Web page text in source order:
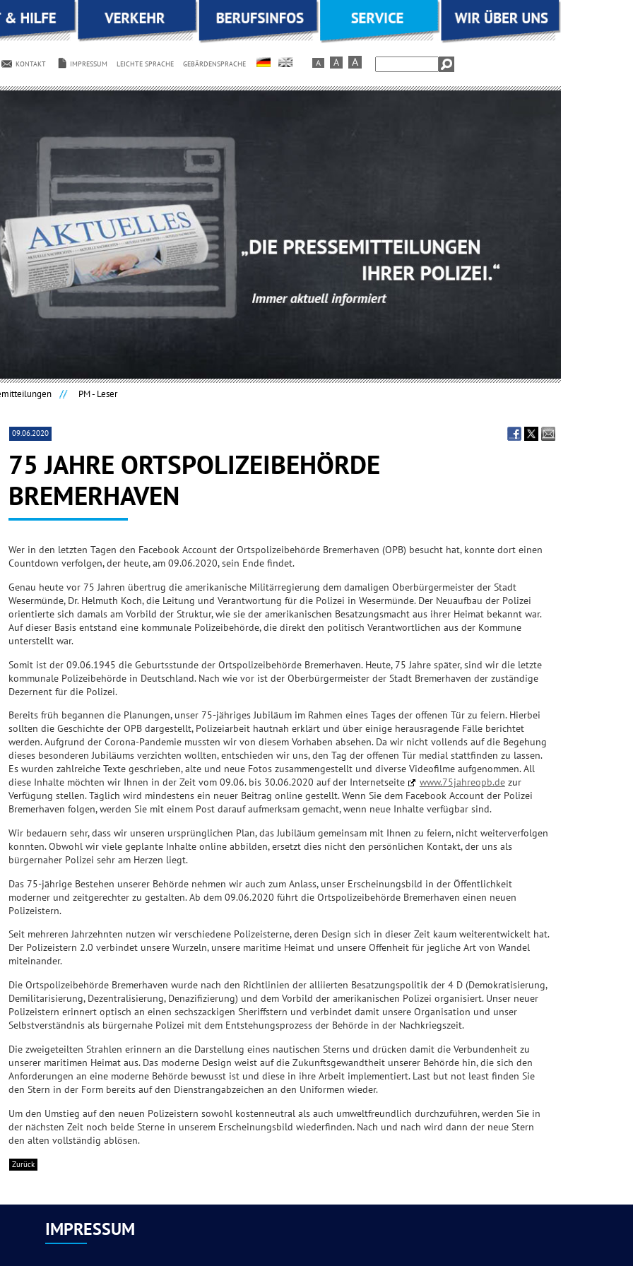
KONTAKT IMPRESSUM LEICHTE SPRACHE GEBÄRDENSPRACHE A A A Suchbegriffe
PM - Leser
09.06.2020
75 JAHRE ORTSPOLIZEIBEHÖRDE
BREMERHAVEN
Wer in den letzten Tagen den Facebook Account der Ortspolizeibehörde Bremerhaven (OPB) besucht hat, konnte dort einen
Countdown verfolgen, der heute, am 09.06.2020, sein Ende findet.
Genau heute vor 75 Jahren übertrug die amerikanische Militärregierung dem damaligen Oberbürgermeister der Stadt
Wesermünde, Dr. Helmuth Koch, die Leitung und Verantwortung für die Polizei in Wesermünde. Der Neuaufbau der Polizei
orientierte sich damals am Vorbild der Struktur, wie sie der amerikanischen Besatzungsmacht aus ihrer Heimat bekannt war.
Auf dieser Basis entstand eine kommunale Polizeibehörde, die direkt den politisch Verantwortlichen aus der Kommune
unterstellt war.
Somit ist der 09.06.1945 die Geburtsstunde der Ortspolizeibehörde Bremerhaven. Heute, 75 Jahre später, sind wir die letzte
kommunale Polizeibehörde in Deutschland. Nach wie vor ist der Oberbürgermeister der Stadt Bremerhaven der zuständige
Dezernent für die Polizei.
Bereits früh begannen die Planungen, unser 75-jähriges Jubiläum im Rahmen eines Tages der offenen Tür zu feiern. Hierbei
sollten die Geschichte der OPB dargestellt, Polizeiarbeit hautnah erklärt und über einige herausragende Fälle berichtet
werden. Aufgrund der Corona-Pandemie mussten wir von diesem Vorhaben absehen. Da wir nicht vollends auf die Begehung
dieses besonderen Jubiläums verzichten wollten, entschieden wir uns, den Tag der offenen Tür medial stattfinden zu lassen.
Es wurden zahlreiche Texte geschrieben, alte und neue Fotos zusammengestellt und diverse Videofilme aufgenommen. All
diese Inhalte möchten wir Ihnen in der Zeit vom 09.06. bis 30.06.2020 auf der Internetseite
www.75jahreopb.dezur
Verfügung stellen. Täglich wird mindestens ein neuer Beitrag online gestellt. Wenn Sie dem Facebook Account der Polizei
Bremerhaven folgen, werden Sie mit einem Post darauf aufmerksam gemacht, wenn neue Inhalte verfügbar sind.
Wir bedauern sehr, dass wir unseren ursprünglichen Plan, das Jubiläum gemeinsam mit Ihnen zu feiern, nicht weiterverfolgen
konnten. Obwohl wir viele geplante Inhalte online abbilden, ersetzt dies nicht den persönlichen Kontakt, der uns als
bürgernaher Polizei sehr am Herzen liegt.
Das 75-jährige Bestehen unserer Behörde nehmen wir auch zum Anlass, unser Erscheinungsbild in der Öffentlichkeit
moderner und zeitgerechter zu gestalten. Ab dem 09.06.2020 führt die Ortspolizeibehörde Bremerhaven einen neuen
Polizeistern.
Seit mehreren Jahrzehnten nutzen wir verschiedene Polizeisterne, deren Design sich in dieser Zeit kaum weiterentwickelt hat.
Der Polizeistern 2.0 verbindet unsere Wurzeln, unsere maritime Heimat und unsere Offenheit für jegliche Art von Wandel
miteinander.
Die Ortspolizeibehörde Bremerhaven wurde nach den Richtlinien der alliierten Besatzungspolitik der 4 D (Demokratisierung,
Demilitarisierung, Dezentralisierung, Denazifizierung) und dem Vorbild der amerikanischen Polizei organisiert. Unser neuer
Polizeistern erinnert optisch an einen sechszackigen Sheriffstern und verbindet damit unsere Organisation und unser
Selbstverständnis als bürgernahe Polizei mit dem Entstehungsprozess der Behörde in der Nachkriegszeit.
Die zweigeteilten Strahlen erinnern an die Darstellung eines nautischen Sterns und drücken damit die Verbundenheit zu
unserer maritimen Heimat aus. Das moderne Design weist auf die Zukunftsgewandtheit unserer Behörde hin, die sich den
Anforderungen an eine moderne Behörde bewusst ist und diese in ihre Arbeit implementiert. Last but not least finden Sie
den Stern in der Form bereits auf den Dienstrangabzeichen an den Uniformen wieder.
Um den Umstieg auf den neuen Polizeistern sowohl kostenneutral als auch umweltfreundlich durchzuführen, werden Sie in
der nächsten Zeit noch beide Sterne in unserem Erscheinungsbild wiederfinden. Nach und nach wird dann der neue Stern
den alten vollständig ablösen.
Zurück
IMPRESSUM